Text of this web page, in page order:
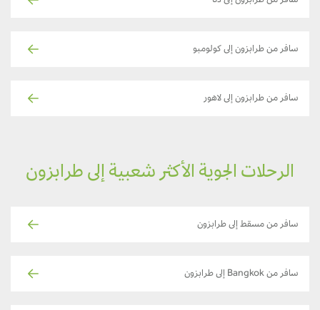
سافر من طرابزون إلى كولومبو
سافر من طرابزون إلى لاهور
الرحلات الجوية الأكثر شعبية إلى طرابزون
سافر من مسقط إلى طرابزون
سافر من Bangkok إلى طرابزون